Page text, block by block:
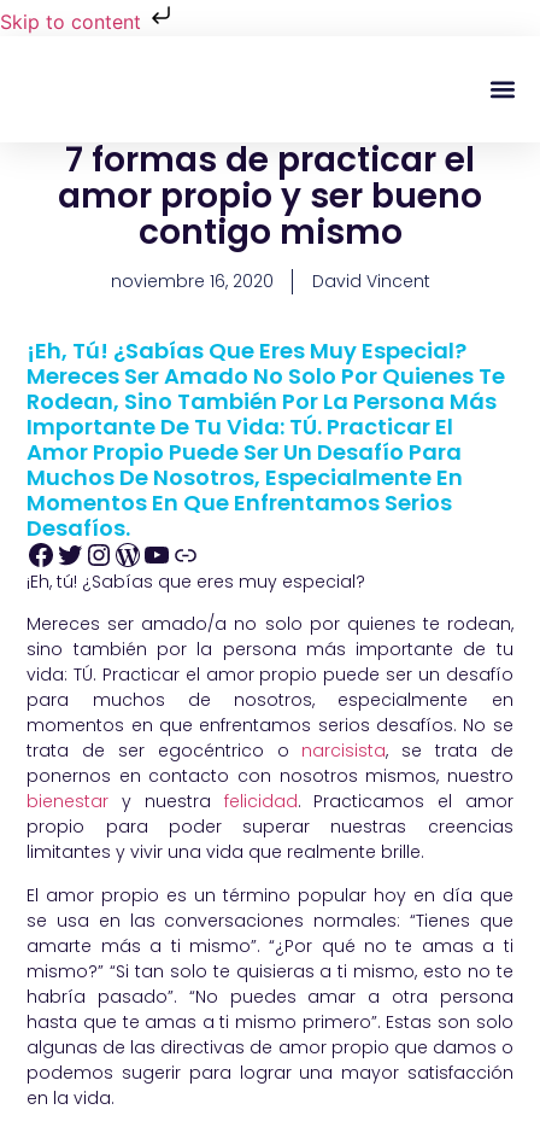
Skip to content
7 formas de practicar el
amor propio y ser bueno
contigo mismo
noviembre 16, 2020 David Vincent
¡Eh, Tú! ¿Sabías Que Eres Muy Especial?
Mereces Ser Amado No Solo Por Quienes Te
Rodean, Sino También Por La Persona Más
Importante De Tu Vida: TÚ. Practicar El
Amor Propio Puede Ser Un Desafío Para
Muchos De Nosotros, Especialmente En
Momentos En Que Enfrentamos Serios
Desafíos.
¡Eh, tú! ¿Sabías que eres muy especial?
Mereces ser amado/a no solo por quienes te rodean,
sino también por la persona más importante de tu
vida: TÚ. Practicar el amor propio puede ser un desafío
para muchos de nosotros, especialmente en
momentos en que enfrentamos serios desafíos. No se
trata de ser egocéntrico o narcisista, se trata de
ponernos en contacto con nosotros mismos, nuestro
bienestar y nuestra felicidad. Practicamos el amor
propio para poder superar nuestras creencias
limitantes y vivir una vida que realmente brille.
El amor propio es un término popular hoy en día que
se usa en las conversaciones normales: “Tienes que
amarte más a ti mismo”. “¿Por qué no te amas a ti
mismo?” “Si tan solo te quisieras a ti mismo, esto no te
habría pasado”. “No puedes amar a otra persona
hasta que te amas a ti mismo primero”. Estas son solo
algunas de las directivas de amor propio que damos o
podemos sugerir para lograr una mayor satisfacción
en la vida.